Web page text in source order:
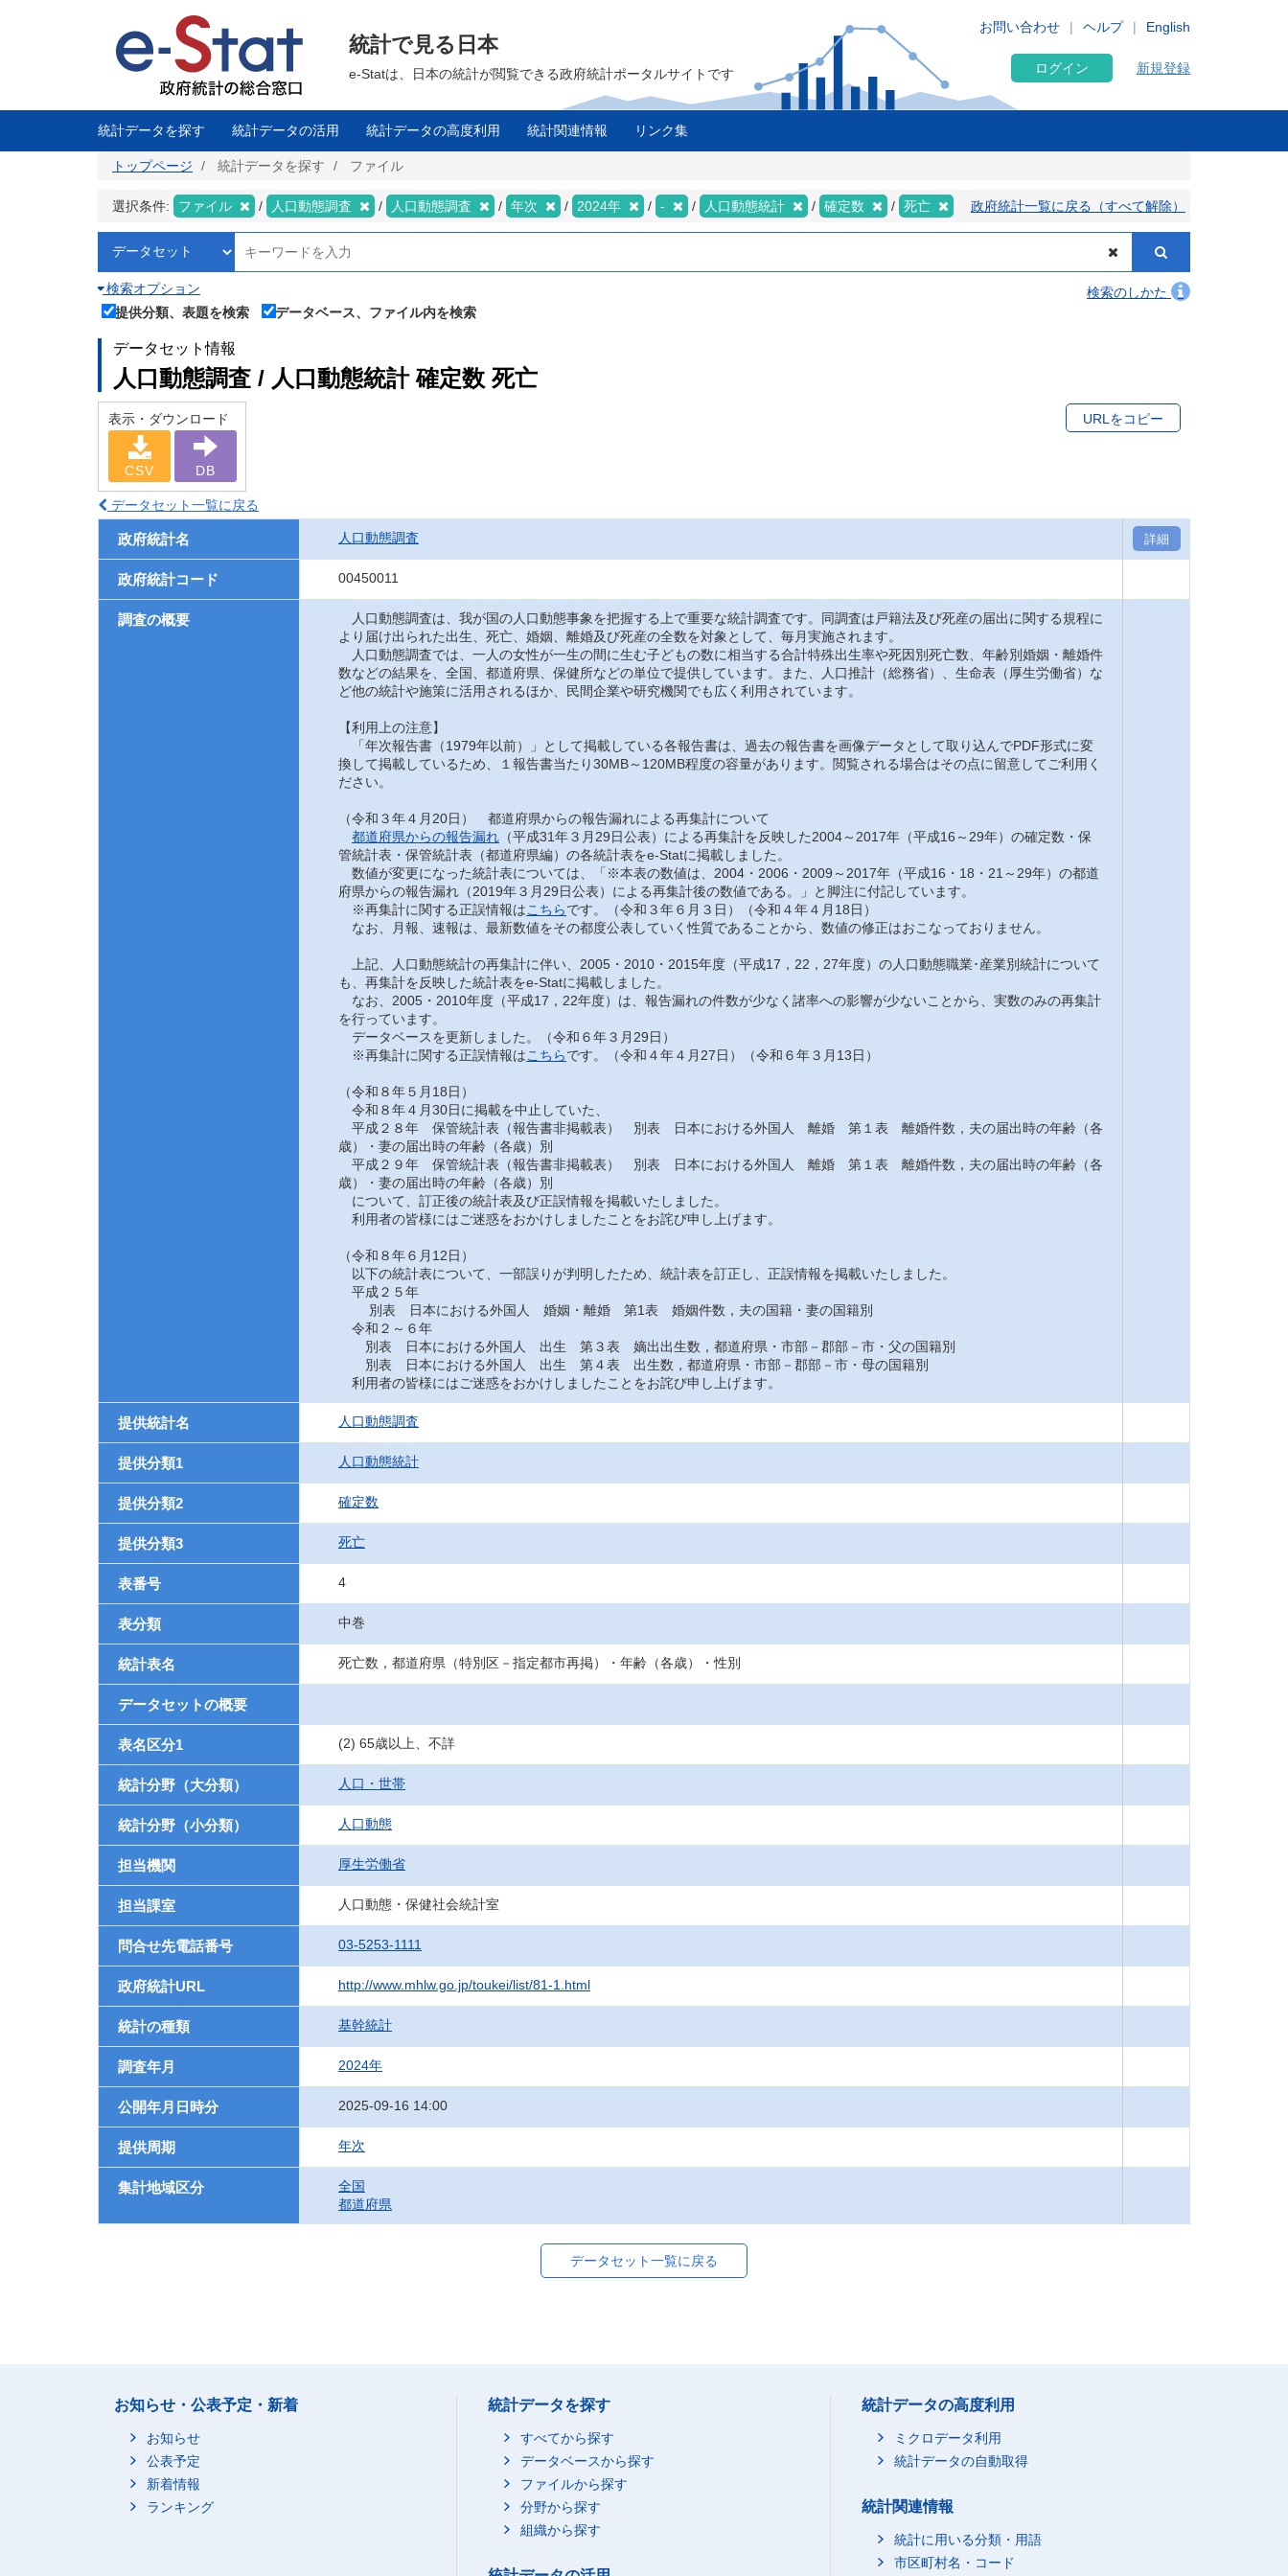
に
English
お問い合わせ ヘルプ
統計で見る日本
e-Statは、日本の統計が閲覧できる政府統計ポータルサイトです ログイン 新規登録
統計データを探す 統計データの活用 統計データの高度利用 統計関連情報 リンク集
トップページ 統計データを探す ファイル
選択条件: ファイル 人口動態調査 人口動態調査 年次 2024年 - 人口動態統計 確定数 死亡 政府統計一覧に戻る（すべて解除）
検索オプション
検索のしかた
提供分類、表題を検索
データベース、ファイル内を検索
データセット情報
人口動態調査 / 人口動態統計 確定数 死亡
表示・ダウンロード
CSV DB
URLをコピー
データセット一覧に戻る
政府統計名 人口動態調査 詳細
政府統計コード 00450011
調査の概要
人口動態調査は、我が国の人口動態事象を把握する上で重要な統計調査です。同調査は戸籍法及び死産の届出に関する規程に
より届け出られた出生、死亡、婚姻、離婚及び死産の全数を対象として、毎月実施されます。
人口動態調査では、一人の女性が一生の間に生む子どもの数に相当する合計特殊出生率や死因別死亡数、年齢別婚姻・離婚件
数などの結果を、全国、都道府県、保健所などの単位で提供しています。また、人口推計（総務省）、生命表（厚生労働省）な
ど他の統計や施策に活用されるほか、民間企業や研究機関でも広く利用されています。
【利用上の注意】
「年次報告書（1979年以前）」として掲載している各報告書は、過去の報告書を画像データとして取り込んでPDF形式に変
換して掲載しているため、１報告書当たり30MB～120MB程度の容量があります。閲覧される場合はその点に留意してご利用く
ださい。
（令和３年４月20日） 都道府県からの報告漏れによる再集計について
都道府県からの報告漏れ （平成31年３月29日公表）による再集計を反映した2004～2017年（平成16～29年）の確定数・保
管統計表・保管統計表（都道府県編）の各統計表をe-Statに掲載しました。
数値が変更になった統計表については、「※本表の数値は、2004・2006・2009～2017年（平成16・18・21～29年）の都道
府県からの報告漏れ（2019年３月29日公表）による再集計後の数値である。」と脚注に付記しています。
※再集計に関する正誤情報はこちらです。（令和３年６月３日）（令和４年４月18日）
なお、月報、速報は、最新数値をその都度公表していく性質であることから、数値の修正はおこなっておりません。
上記、人口動態統計の再集計に伴い、2005・2010・2015年度（平成17，22，27年度）の人口動態職業･産業別統計について
も、再集計を反映した統計表をe-Statに掲載しました。
なお、2005・2010年度（平成17，22年度）は、報告漏れの件数が少なく諸率への影響が少ないことから、実数のみの再集計
を行っています。
データベースを更新しました。（令和６年３月29日）
※再集計に関する正誤情報はこちらです。（令和４年４月27日）（令和６年３月13日）
（令和８年５月18日）
令和８年４月30日に掲載を中止していた、
平成２８年 保管統計表（報告書非掲載表） 別表 日本における外国人 離婚 第１表 離婚件数，夫の届出時の年齢（各
歳）・妻の届出時の年齢（各歳）別
平成２９年 保管統計表（報告書非掲載表） 別表 日本における外国人 離婚 第１表 離婚件数，夫の届出時の年齢（各
歳）・妻の届出時の年齢（各歳）別
について、訂正後の統計表及び正誤情報を掲載いたしました。
利用者の皆様にはご迷惑をおかけしましたことをお詫び申し上げます。
（令和８年６月12日）
以下の統計表について、一部誤りが判明したため、統計表を訂正し、正誤情報を掲載いたしました。
平成２５年
別表 日本における外国人 婚姻・離婚 第1表 婚姻件数，夫の国籍・妻の国籍別
令和２～６年
別表 日本における外国人 出生 第３表 嫡出出生数，都道府県・市部－郡部－市・父の国籍別
別表 日本における外国人 出生 第４表 出生数，都道府県・市部－郡部－市・母の国籍別
利用者の皆様にはご迷惑をおかけしましたことをお詫び申し上げます。
提供統計名 人口動態調査
提供分類1 人口動態統計
提供分類2 確定数
提供分類3 死亡
表番号 4
表分類 中巻
統計表名 死亡数，都道府県（特別区－指定都市再掲）・年齢（各歳）・性別
データセットの概要
表名区分1 (2) 65歳以上、不詳
統計分野（大分類） 人口・世帯
統計分野（小分類） 人口動態
担当機関 厚生労働省
担当課室 人口動態・保健社会統計室
問合せ先電話番号 03-5253-1111
政府統計URL http://www.mhlw.go.jp/toukei/list/81-1.html
統計の種類 基幹統計
調査年月 2024年
公開年月日時分 2025-09-16 14:00
提供周期 年次
集計地域区分
全国
都道府県
データセット一覧に戻る
お知らせ・公表予定・新着
お知らせ
公表予定
新着情報
ランキング
統計データを探す
すべてから探す
データベースから探す
ファイルから探す
分野から探す
組織から探す
統計データの高度利用
ミクロデータ利用
統計データの自動取得
統計関連情報
統計に用いる分類・用語
市区町村名・コード